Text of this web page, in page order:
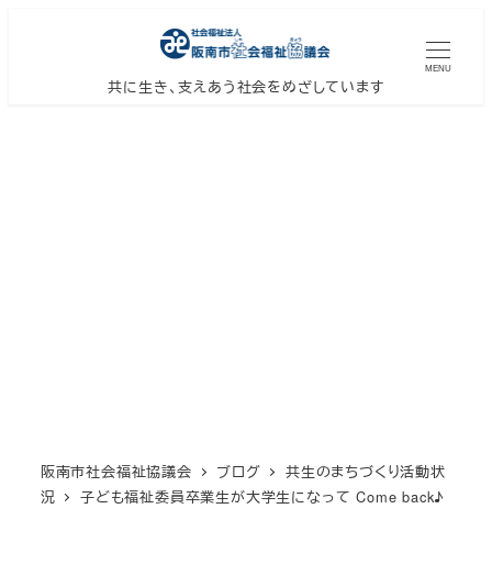
共に生き、支えあう社会をめざしています
MENU
阪南市社会福祉協議会 ブログ
共生のまちづくり活動状
況
子ども福祉委員卒業生が大学生になって Come back♪